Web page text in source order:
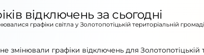
відключень за сьогодні
графіки світла у Золотопотіцькій територіальній
змінювали графіки відключень для